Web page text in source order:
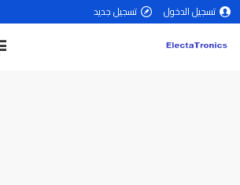
تسجيل الدخول تسجيل جديد